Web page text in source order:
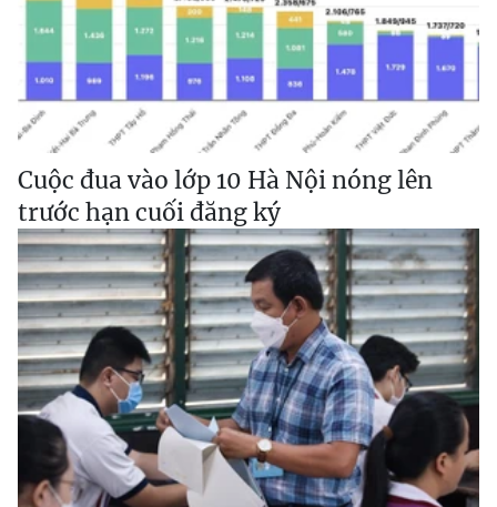
Cuộc đua vào lớp 10 Hà Nội nóng lên
trước hạn cuối đăng ký